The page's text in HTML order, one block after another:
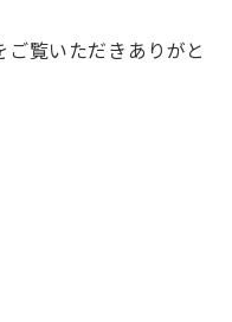
覧いただきありがと